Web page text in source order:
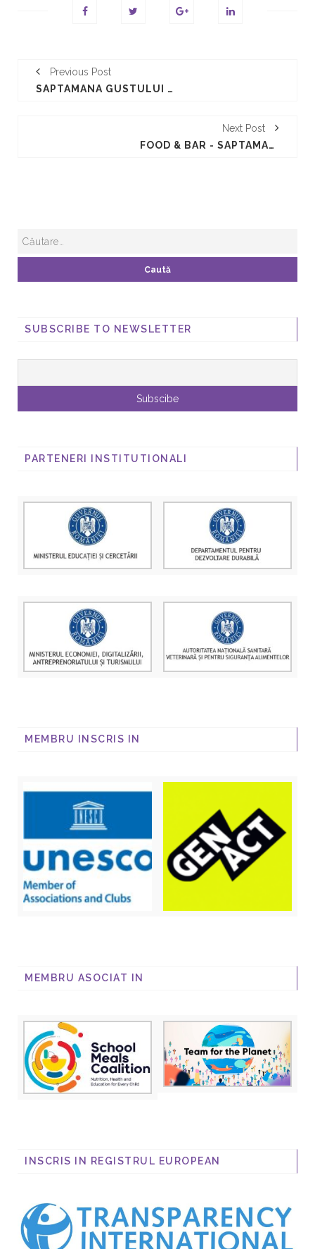
Previous Post
SAPTAMANA GUSTULUI 2011
Next Post
FOOD & BAR - SAPTAMANA GUSTULUI
SUBSCRIBE TO NEWSLETTER
PARTENERI INSTITUTIONALI
MEMBRU INSCRIS IN
MEMBRU ASOCIAT IN
INSCRIS IN REGISTRUL EUROPEAN